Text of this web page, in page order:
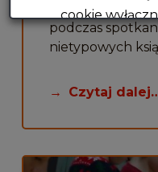
Przekonali się o
podczas
nietypowych
Czytaj
cookie